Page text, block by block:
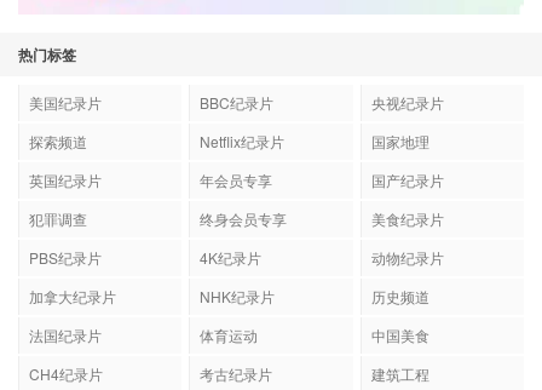
热门标签
美国纪录片 BBC纪录片
央视纪录片
探索频道
Netflix纪录片
国家地理
英国纪录片
年会员专享
国产纪录片
犯罪调查
终身会员专享
美食纪录片
PBS纪录片
4K纪录片
动物纪录片
加拿大纪录片
NHK纪录片
历史频道
法国纪录片
体育运动
中国美食
CH4纪录片
考古纪录片
建筑工程